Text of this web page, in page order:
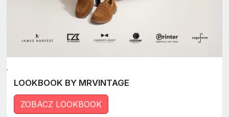
LOOKBOOK BY MRVINTAGE
ZOBACZ LOOKBOOK